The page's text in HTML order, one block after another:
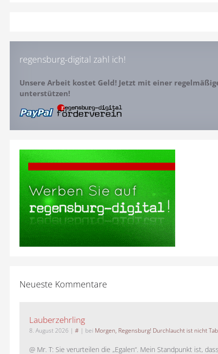
regensburg-digital zahl ich!
Unsere Arbeit kostet Geld! Jetzt mit einer
unterstützen!
Neueste Kommentare
Lauberzehrling
8. August 2026 | # | bei Morgen, Regensburg! Durchlaucht ist nicht
@ Mr. T: Sie verurteilen die „Egalen“. Mein Standpunkt ist,